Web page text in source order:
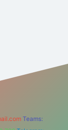
Teams: